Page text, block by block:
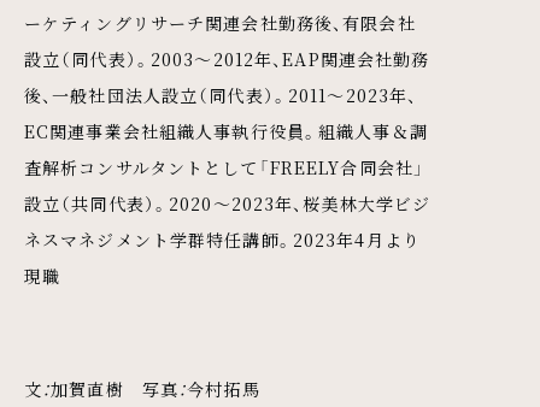
ーケティングリサーチ関連会社勤務後、有限会社
設立（同代表）。2003～2012年、EAP関連会社勤務
後、一般社団法人設立（同代表）。2011～2023年、
EC関連事業会社組織人事執行役員。組織人事＆調
査解析コンサルタントとして「FREELY合同会社」
設立（共同代表）。2020～2023年、桜美林大学ビジ
ネスマネジメント学群特任講師。2023年4月より
現職
文：加賀直樹 写真：今村拓馬